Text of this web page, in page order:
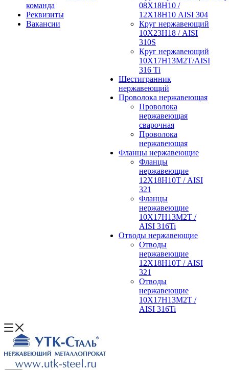
команда
Реквизиты
Вакансии
08Х18Н10 /
12Х18Н10 AISI 304
Круг нержавеющий
10Х23Н18 / AISI
310S
Круг нержавеющий
10Х17Н13М2Т/AISI
316 Тi
Шестигранник
нержавеющий
Проволока нержавеющая
Проволока
нержавеющая
сварочная
Проволока
нержавеющая
Фланцы нержавеющие
Фланцы
нержавеющие
12Х18Н10Т / AISI
321
Фланцы
нержавеющие
10Х17Н13М2Т /
AISI 316Ti
Отводы нержавеющие
Отводы
нержавеющие
12Х18Н10Т / AISI
321
Отводы
нержавеющие
10Х17Н13М2Т /
AISI 316Ti